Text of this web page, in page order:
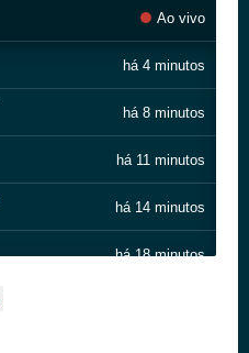
Ao vivo
há 4 minutos
há 8 minutos
há 11 minutos
há 14 minutos
há 18 minutos